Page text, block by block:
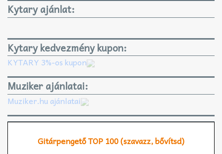
Kytary ajánlat:
Kytary kedvezmény kupon:
KYTARY 3%-os kupon
Muziker ajánlatai:
Muziker.hu ajánlatai
Gitárpengető TOP 100 (szavazz, bővítsd)